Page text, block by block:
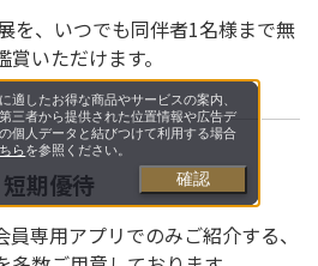
を、いつでも同伴者1名様まで無
賞いただけます。
短期優待
専用アプリでのみご紹介する、
適したお得な商品やサービスの案内、
三者から提供された位置情報や広告デ
個人データと結びつけて利用する場合
らを参照ください。
確認